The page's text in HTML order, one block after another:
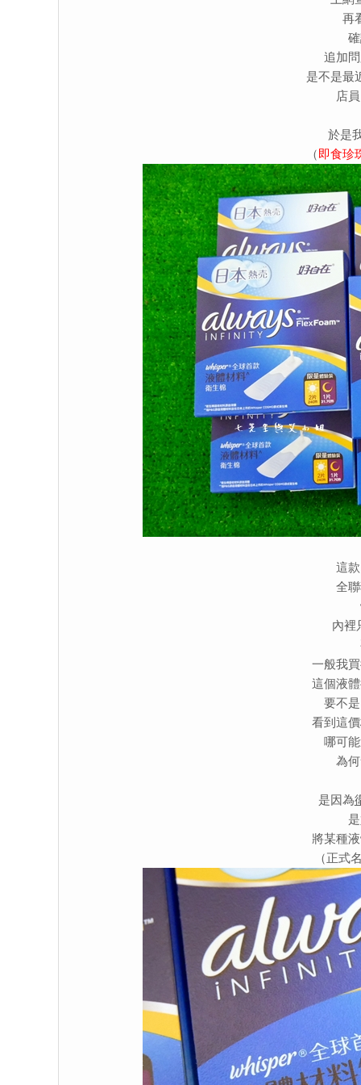
再
追加
是不是最
店
於是
（ 即食珍
這
全
內裡
一般我
這個液
要不
看到這
哪可
為
是因為
將某種
（正式